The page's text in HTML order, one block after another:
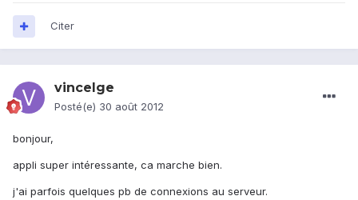
Citer
vincelge
Posté(e) 30 août 2012
bonjour,
appli super intéressante, ca marche bien.
j'ai parfois quelques pb de connexions au serveur.